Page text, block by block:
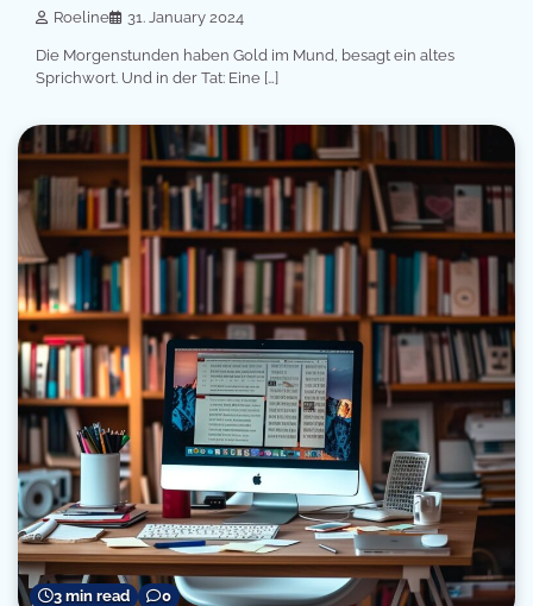
Roeline 31. January 2024
Die Morgenstunden haben Gold im Mund, besagt ein altes
Sprichwort. Und in der Tat: Eine […]
3 min read 0